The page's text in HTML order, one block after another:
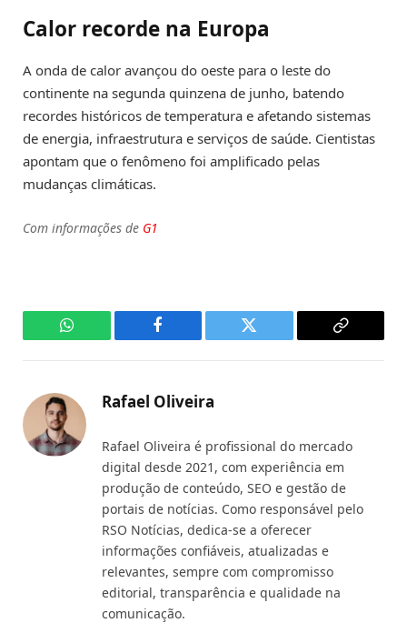
Calor recorde na Europa
A onda de calor avançou do oeste para o leste do
continente na segunda quinzena de junho, batendo
recordes históricos de temperatura e afetando sistemas
de energia, infraestrutura e serviços de saúde. Cientistas
apontam que o fenômeno foi amplificado pelas
mudanças climáticas.
Com informações de G1
WhatsApp Facebook Twitter
Copy
Rafael Oliveira
Rafael Oliveira é profissional do mercado
digital desde 2021, com experiência em
produção de conteúdo, SEO e gestão de
portais de notícias. Como responsável pelo
RSO Notícias, dedica-se a oferecer
informações confiáveis, atualizadas e
relevantes, sempre com compromisso
editorial, transparência e qualidade na
comunicação.